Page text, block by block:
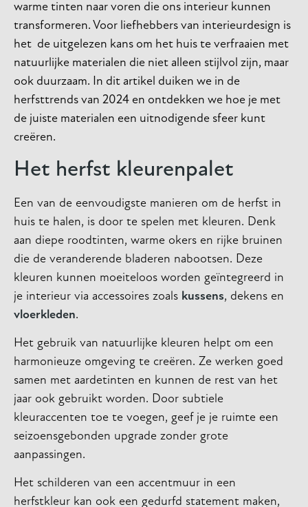
warme tinten naar voren die ons interieur kunnen
transformeren. Voor liefhebbers van interieurdesign is
het de uitgelezen kans om het huis te verfraaien met
natuurlijke materialen die niet alleen stijlvol zijn, maar
ook duurzaam. In dit artikel duiken we in de
herfsttrends van 2024 en ontdekken we hoe je met
de juiste materialen een uitnodigende sfeer kunt
creëren.
Het herfst kleurenpalet
Een van de eenvoudigste manieren om de herfst in
huis te halen, is door te spelen met kleuren. Denk
aan diepe roodtinten, warme okers en rijke bruinen
die de veranderende bladeren nabootsen. Deze
kleuren kunnen moeiteloos worden geïntegreerd in
je interieur via accessoires zoals kussens, dekens en
vloerkleden.
Het gebruik van natuurlijke kleuren helpt om een
harmonieuze omgeving te creëren. Ze werken goed
samen met aardetinten en kunnen de rest van het
jaar ook gebruikt worden. Door subtiele
kleuraccenten toe te voegen, geef je je ruimte een
seizoensgebonden upgrade zonder grote
aanpassingen.
Het schilderen van een accentmuur in een
herfstkleur kan ook een gedurfd statement maken,